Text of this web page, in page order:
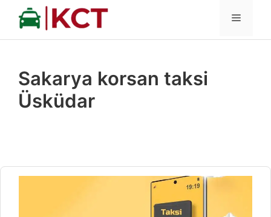
İçeriğe
MENÜ
Sakarya korsan taksi
Üsküdar